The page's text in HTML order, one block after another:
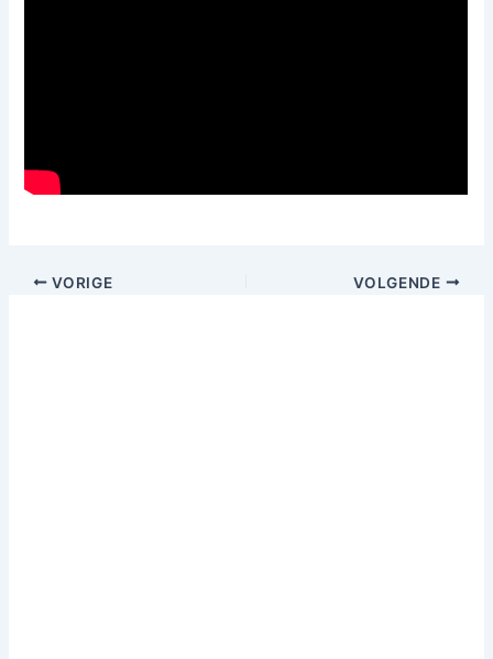
VORIGE VOLGENDE